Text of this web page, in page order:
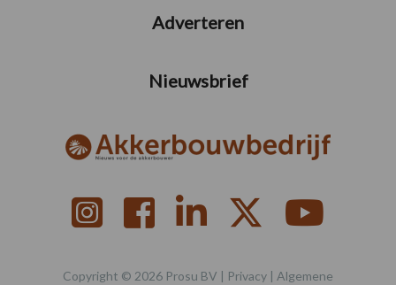
Adverteren
Nieuwsbrief
Copyright © 2026 Prosu BV | Privacy | Algemene